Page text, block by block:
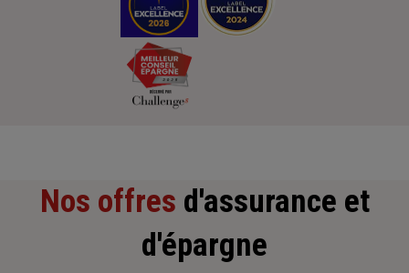
Nos offres d'assurance et
d'épargne